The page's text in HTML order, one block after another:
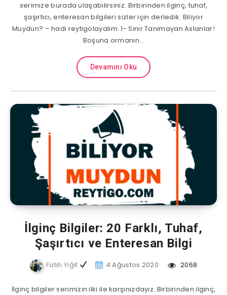
serimize burada ulaşabilirsiniz. Birbirinden ilginç, tuhaf,
şaşırtıcı, enteresan bilgileri sizler için derledik. Biliyor
Muydun? – hadi reytigolayalım. 1- Sınır Tanımayan Aslanlar!
Boşuna ormanın…
Devamını Oku
İlginç Bilgiler: 20 Farklı, Tuhaf,
Şaşırtıcı ve Enteresan Bilgi
Fatih Yiğit 4 Ağustos 2020 2068
İlginç bilgiler serimizin ilki ile karşınızdayız. Birbirinden ilginç,